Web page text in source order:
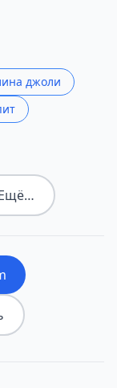
джоли